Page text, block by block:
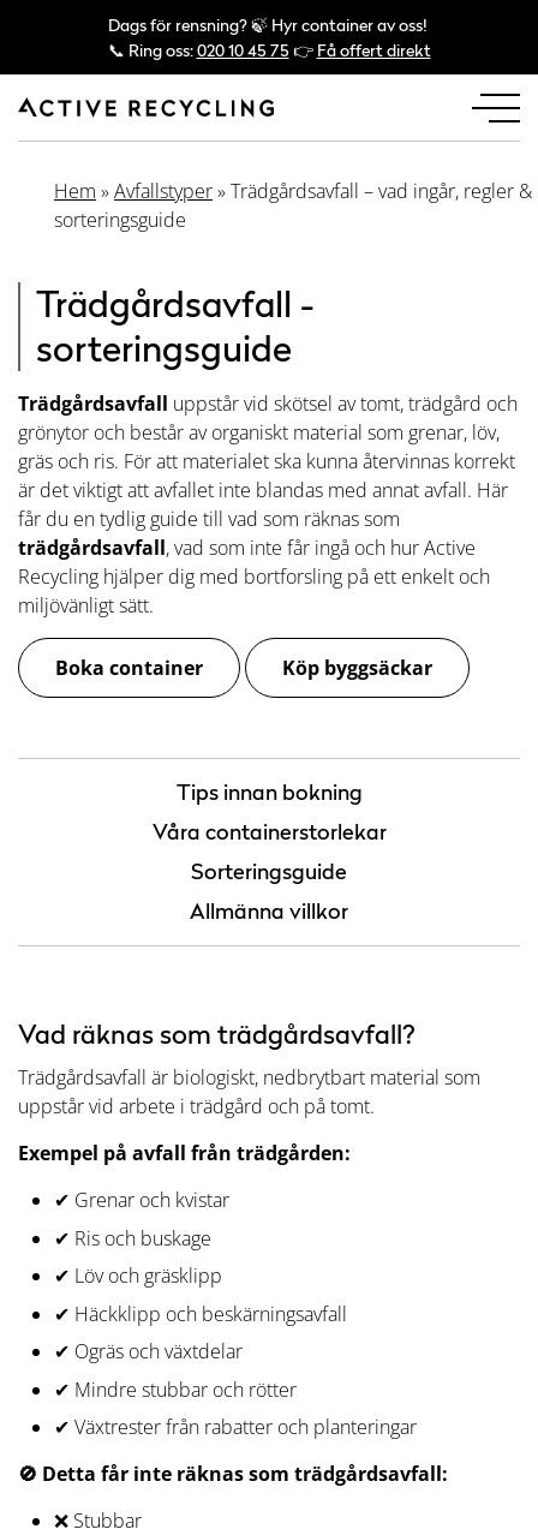
Dags för rensning? 🍃 Hyr container av oss!
📞 Ring oss:020 10 45 75 👉 Få offert direkt
Hem »Avfallstyper»Trädgårdsavfall – vad ingår, regler &
sorteringsguide
Trädgårdsavfall -
sorteringsguide
Trädgårdsavfall uppstår vid skötsel av tomt, trädgård och
grönytor och består av organiskt material som grenar, löv,
gräs och ris. För att materialet ska kunna återvinnas korrekt
är det viktigt att avfallet inte blandas med annat avfall. Här
får du en tydlig guide till vad som räknas som
trädgårdsavfall, vad som inte får ingå och hur Active
Recycling hjälper dig med bortforsling på ett enkelt och
miljövänligt sätt.
Boka container Köp byggsäckar
Tips innan bokning
Våra containerstorlekar
Sorteringsguide
Allmänna villkor
Vad räknas som trädgårdsavfall?
Trädgårdsavfall är biologiskt, nedbrytbart material som
uppstår vid arbete i trädgård och på tomt.
Exempel på avfall från trädgården:
✔ Grenar och kvistar
✔ Ris och buskage
✔ Löv och gräsklipp
✔ Häckklipp och beskärningsavfall
✔ Ogräs och växtdelar
✔ Mindre stubbar och rötter
✔ Växtrester från rabatter och planteringar
🚫 Detta får inte räknas som trädgårdsavfall:
❌ Stubbar